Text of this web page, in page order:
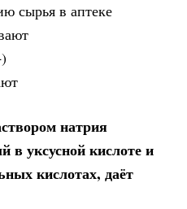
сырья в аптеке
натрия
в уксусной кислоте и
кислотах, даёт